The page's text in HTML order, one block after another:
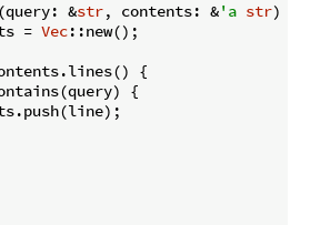
&str, contents: &'a str) -
= Vec::new();
{
{